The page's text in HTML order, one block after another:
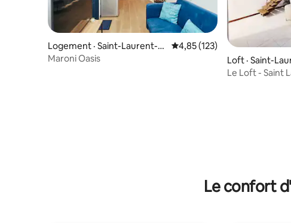
Logement · Saint-Laurent-d
u-Maroni
Note moyenne de 4,85 sur
4,85 (123)
Maroni Oasis
Loft · Saint-
ni
Le Loft -
Le confort